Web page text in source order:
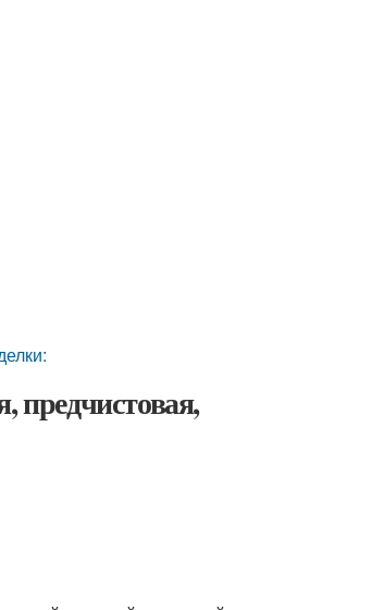
предчистовая,